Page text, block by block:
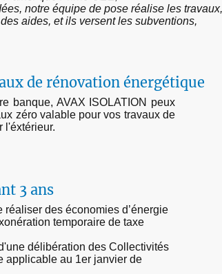
notre équipe de pose réalise les travaux,
aides, et ils versent les subventions,
de rénovation énergétique
AVAX ISOLATION peux
zéro valable pour vos travaux de
l'éxtérieur.
3 ans
des économies d’énergie
temporaire de taxe
délibération des Collectivités
applicable au 1er janvier de